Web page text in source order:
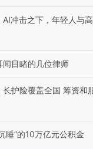
博
接产
【特别呈现】寻找
有意思的生活方式·第
AI冲击之下，年轻人与
闻目睹的几位律师
长护险覆盖全国 筹资和
睡”的10万亿元公积金